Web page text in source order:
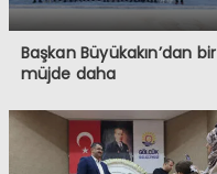
Başkan Büyükakın’dan bir
müjde daha